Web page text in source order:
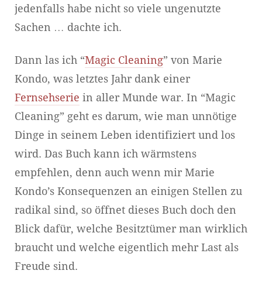
jedenfalls habe nicht so viele ungenutzte
Sachen … dachte ich.
Dann las ich “Magic Cleaning” von Marie
Kondo, was letztes Jahr dank einer
Fernsehserie in aller Munde war. In “Magic
Cleaning” geht es darum, wie man unnötige
Dinge in seinem Leben identifiziert und los
wird. Das Buch kann ich wärmstens
empfehlen, denn auch wenn mir Marie
Kondo’s Konsequenzen an einigen Stellen zu
radikal sind, so öffnet dieses Buch doch den
Blick dafür, welche Besitztümer man wirklich
braucht und welche eigentlich mehr Last als
Freude sind.